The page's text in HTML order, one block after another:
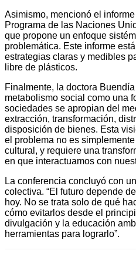
Asimismo, mencionó el informe
Programa de las Naciones
que propone un enfoque
problemática. Este informe
estrategias claras y medibles
libre de plásticos.
Finalmente, la doctora
metabolismo social como una
sociedades se apropian del
extracción, transformación,
disposición de bienes. Esta
el problema no es
cultural, y requiere una
en que interactuamos con
La conferencia concluyó con
colectiva. “El futuro depende
hoy. No se trata solo de qué
cómo evitarlos desde el
divulgación y la educación
herramientas para lograrlo”.